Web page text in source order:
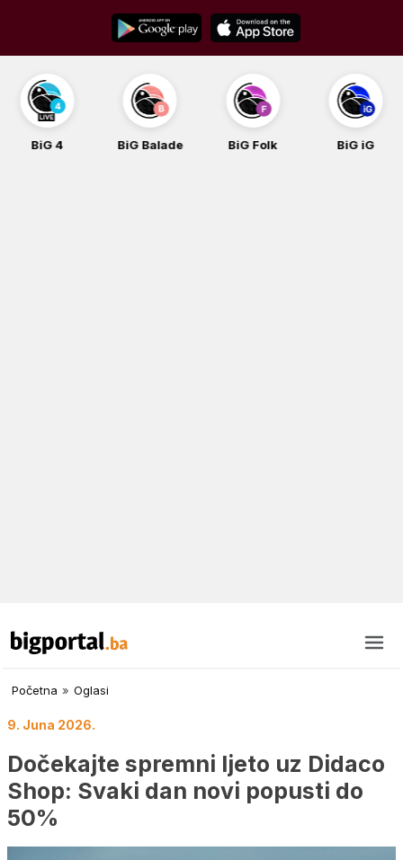
content
BiG Balade BiG Folk BiG iG BiG Rock
Početna » Oglasi
9. Juna 2026.
Dočekajte spremni ljeto uz Didaco
Shop: Svaki dan novi popusti do
50%